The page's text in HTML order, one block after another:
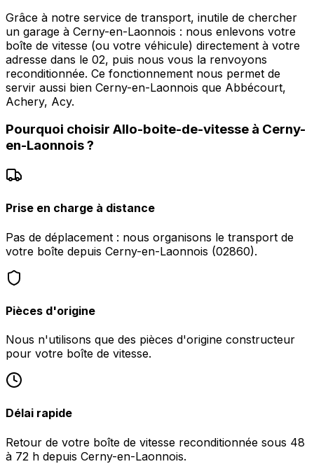
Grâce à notre service de transport, inutile de chercher
un garage à Cerny-en-Laonnois : nous enlevons votre
boîte de vitesse (ou votre véhicule) directement à votre
adresse dans le 02, puis nous vous la renvoyons
reconditionnée. Ce fonctionnement nous permet de
servir aussi bien Cerny-en-Laonnois que Abbécourt,
Achery, Acy.
Pourquoi choisir Allo-boite-de-vitesse à Cerny-
en-Laonnois?
Prise en charge à distance
Pas de déplacement : nous organisons le transport de
votre boîte depuis Cerny-en-Laonnois (02860).
Pièces d'origine
Nous n'utilisons que des pièces d'origine constructeur
pour votre boîte de vitesse.
Délai rapide
Retour de votre boîte de vitesse reconditionnée sous 48
à 72 h depuis Cerny-en-Laonnois.